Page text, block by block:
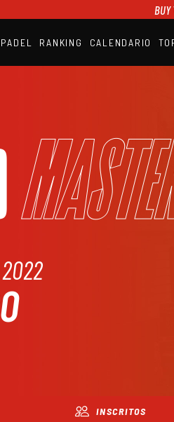
BUY
RANKING CALENDARIO
INSCRITOS